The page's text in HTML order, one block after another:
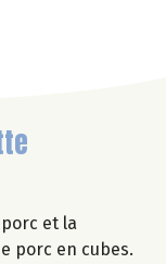
et la
porc en cubes.